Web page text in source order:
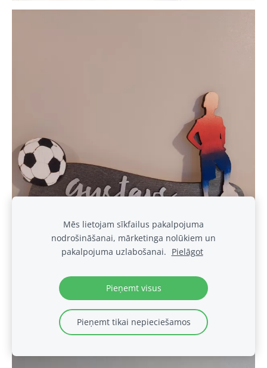
Mēs lietojam sīkfailus pakalpojuma
nodrošināšanai, mārketinga nolūkiem un
pakalpojuma uzlabošanai. Pielāgot
Pieņemt visus
Pieņemt tikai nepieciešamos